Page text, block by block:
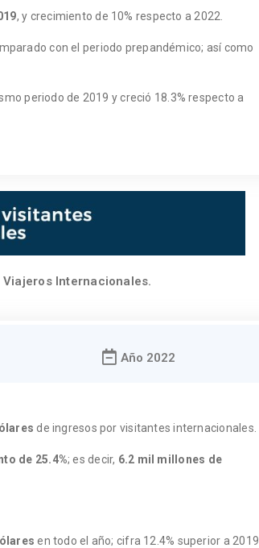
, y crecimiento de 10% respecto a 2022.
con el periodo prepandémico; así como
periodo de 2019 y creció 18.3% respecto a
Viajeros Internacionales.
Año 2022
de ingresos por visitantes internacionales.
de 25.4%; es decir, 6.2 mil millones de
en todo el año; cifra 12.4% superior a 2019